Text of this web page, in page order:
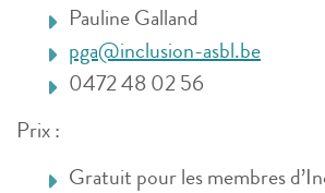
Pauline Galland
pga@inclusion-asbl.be
0472 48 02 56
Prix :
Gratuit pour les membres